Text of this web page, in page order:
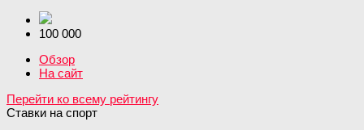
100 000
Обзор
На сайт
Перейти ко всему рейтингу
Ставки на спорт